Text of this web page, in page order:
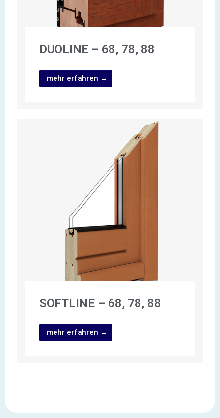
DUOLINE – 68, 78, 88
mehr erfahren →
SOFTLINE – 68, 78, 88
mehr erfahren →